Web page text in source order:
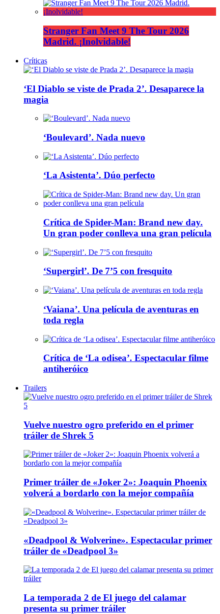
Stranger Fan Meet 9 The Tour 2026
Madrid. ¡Inolvidable!
Críticas
‘El Diablo se viste de Prada 2’. Desaparece la
magia
‘Boulevard’. Nada nuevo
‘La Asistenta’. Dúo perfecto
Crítica de Spider-Man: Brand new day.
Un gran poder conlleva una gran película
‘Supergirl’. De 7’5 con fresquito
‘Vaiana’. Una película de aventuras en
toda regla
Crítica de ‘La odisea’. Espectacular filme
antiheróico
Trailers
Vuelve nuestro ogro preferido en el primer
tráiler de Shrek 5
Primer tráiler de «Joker 2»: Joaquin Phoenix
volverá a bordarlo con la mejor compañía
«Deadpool & Wolverine». Espectacular primer
tráiler de «Deadpool 3»
La temporada 2 de El juego del calamar
presenta su primer tráiler